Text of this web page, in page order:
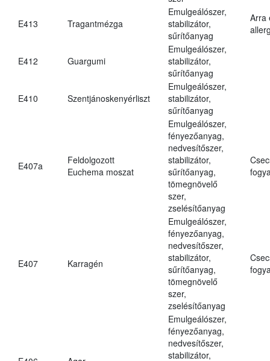
E413 Tragantmézga
Emulgeálószer,
stabilizátor,
sűrítőanyag
Arra
E412 Guargumi
Emulgeálószer,
stabilizátor,
sűrítőanyag
E410 Szentjánoskenyérliszt
Emulgeálószer,
stabilizátor,
sűrítőanyag
E407a
Feldolgozott
Euchema moszat
Emulgeálószer,
fényezőanyag,
nedvesítőszer,
stabilizátor,
sűrítőanyag,
tömegnövelő
szer,
zselésítőanyag
E407 Karragén
Emulgeálószer,
fényezőanyag,
nedvesítőszer,
stabilizátor,
sűrítőanyag,
tömegnövelő
szer,
zselésítőanyag
Emulgeálószer,
fényezőanyag,
nedvesítőszer,
stabilizátor,